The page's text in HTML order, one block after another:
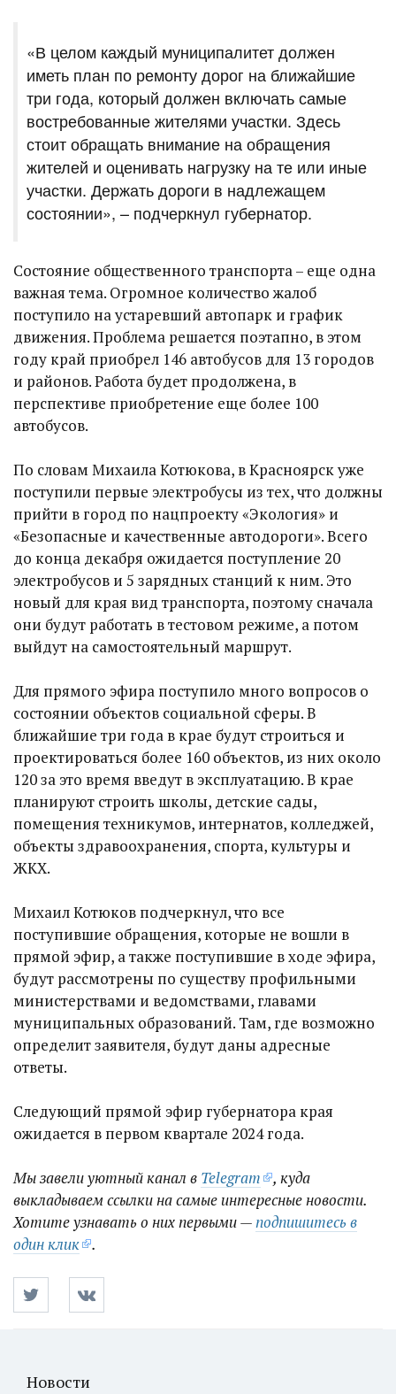
«В целом каждый муниципалитет должен
иметь план по ремонту дорог на ближайшие
три года, который должен включать самые
востребованные жителями участки. Здесь
стоит обращать внимание на обращения
жителей и оценивать нагрузку на те или иные
участки. Держать дороги в надлежащем
состоянии», – подчеркнул губернатор.
Состояние общественного транспорта – еще одна
важная тема. Огромное количество жалоб
поступило на устаревший автопарк и график
движения. Проблема решается поэтапно, в этом
году край приобрел 146 автобусов для 13 городов
и районов. Работа будет продолжена, в
перспективе приобретение еще более 100
автобусов.
По словам Михаила Котюкова, в Красноярск уже
поступили первые электробусы из тех, что должны
прийти в город по нацпроекту «Экология» и
«Безопасные и качественные автодороги». Всего
до конца декабря ожидается поступление 20
электробусов и 5 зарядных станций к ним. Это
новый для края вид транспорта, поэтому сначала
они будут работать в тестовом режиме, а потом
выйдут на самостоятельный маршрут.
Для прямого эфира поступило много вопросов о
состоянии объектов социальной сферы. В
ближайшие три года в крае будут строиться и
проектироваться более 160 объектов, из них около
120 за это время введут в эксплуатацию. В крае
планируют строить школы, детские сады,
помещения техникумов, интернатов, колледжей,
объекты здравоохранения, спорта, культуры и
ЖКХ.
Михаил Котюков подчеркнул, что все
поступившие обращения, которые не вошли в
прямой эфир, а также поступившие в ходе эфира,
будут рассмотрены по существу профильными
министерствами и ведомствами, главами
муниципальных образований. Там, где возможно
определит заявителя, будут даны адресные
ответы.
Следующий прямой эфир губернатора края
ожидается в первом квартале 2024 года.
Мы завели уютный канал в Telegram
, куда
выкладываем ссылки на самые интересные новости.
Хотите узнавать о них первыми —подпишитесь в
один клик
.
Новости